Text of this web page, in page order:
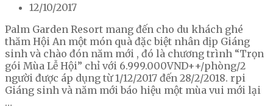
12/10/2017
Palm Garden Resort mang đến cho du khách ghé
thăm Hội An một món quà đặc biệt nhân dịp Giáng
sinh và chào đón năm mới , đó là chương trình “Trọn
gói Mùa Lễ Hội” chỉ với 6.999.000VND++/phòng/2
người được áp dụng từ 1/12/2017 đến 28/2/2018. rpi
Giáng sinh và năm mới báo hiệu một mùa vui mới lại
…